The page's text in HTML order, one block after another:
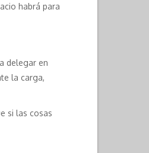
habrá para
delegar en
la carga,
si las cosas